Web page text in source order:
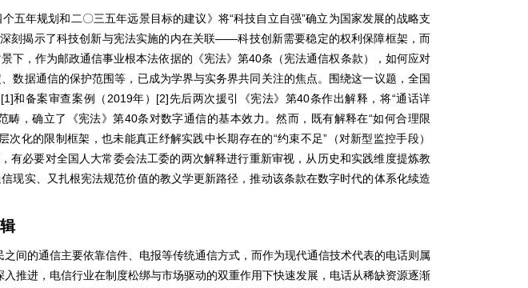
五年规划和二〇三五年远景目标的建议》将“科技自立自强”确立为国家发展的战略支
刻揭示了科技创新与宪法实施的内在关联——科技创新需要稳定的权利保障框架，而
下，作为邮政通信事业根本法依据的《宪法》第40条（宪法通信权条款），如何应对
数据通信的保护范围等，已成为学界与实务界共同关注的焦点。围绕这一议题，全国
[1]和备案审查案例（ 2019年） [2]先后两次援引《宪法》第40条作出解释，将“通话详
畴，确立了《宪法》第40条对数字通信的基本效力。然而，既有解释在“如何合理限
次化的限制框架，也未能真正纾解实践中长期存在的“约束不足” （对新型监控手段）
有必要对全国人大常委会法工委的两次解释进行重新审视，从历史和实践维度提炼教
现实、又扎根宪法规范价值的教义学更新路径，推动该条款在数字时代的体系化续造
之间的通信主要依靠信件、电报等传统通信方式，而作为现代通信技术代表的电话则属
入推进，电信行业在制度松绑与市场驱动的双重作用下快速发展，电话从稀缺资源逐渐